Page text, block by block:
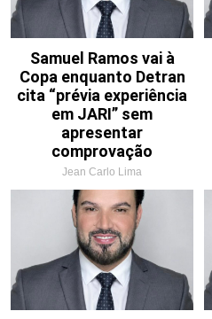
Samuel Ramos vai à
Copa enquanto Detran
cita “prévia experiência
em JARI” sem
apresentar
comprovação
Jean Carlo Lima